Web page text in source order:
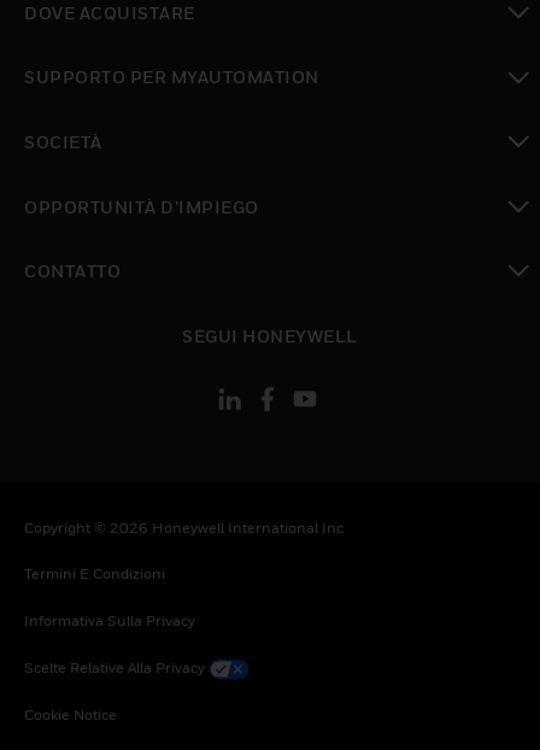
DOVE ACQUISTARE
SUPPORTO PER MYAUTOMATION
SOCIETÀ
OPPORTUNITÀ D’IMPIEGO
CONTATTO
SEGUI HONEYWELL
Copyright © 2026 Honeywell International Inc
Termini E Condizioni
Informativa Sulla Privacy
Scelte Relative Alla Privacy
Cookie Notice